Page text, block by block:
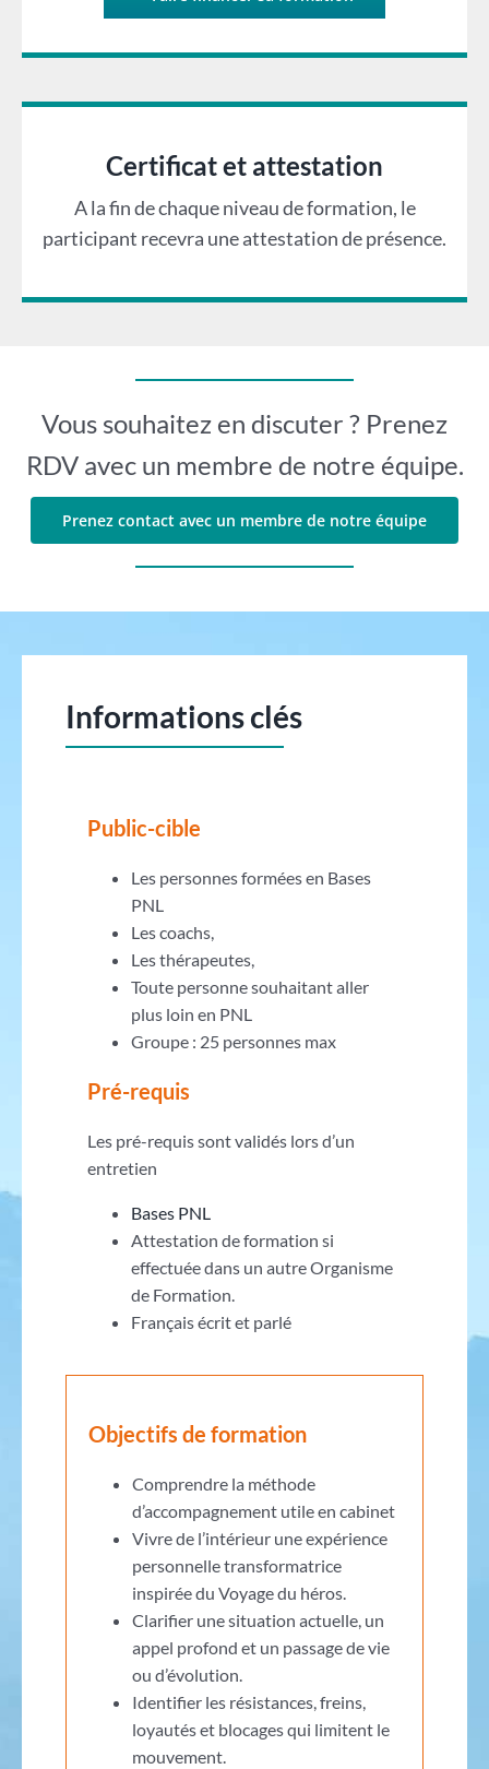
Certificat et attestation
A la fin de chaque niveau de formation, le
participant recevra une attestation de présence.
Vous souhaitez en discuter ? Prenez
RDV avec un membre de notre équipe.
Prenez contact avec un membre de notre équipe
Informations clés
Public-cible
Les personnes formées en Bases
PNL
Les coachs,
Les thérapeutes,
Toute personne souhaitant aller
plus loin en PNL
Groupe : 25 personnes max
Pré-requis
Les pré-requis sont validés lors d’un
entretien
Bases PNL
Attestation de formation si
effectuée dans un autre Organisme
de Formation.
Français écrit et parlé
Objectifs de formation
Comprendre la méthode
d’accompagnement utile en cabinet
Vivre de l’intérieur une expérience
personnelle transformatrice
inspirée du Voyage du héros.
Clarifier une situation actuelle, un
appel profond et un passage de vie
ou d’évolution.
Identifier les résistances, freins,
loyautés et blocages qui limitent le
mouvement.